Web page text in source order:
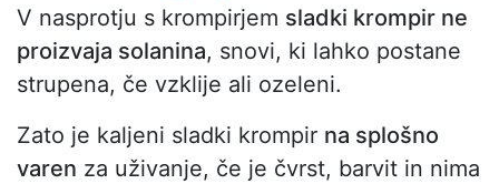
V nasprotju s krompirjem sladki krompir ne
proizvaja solanina, snovi, ki lahko postane
strupena, če vzklije ali ozeleni.
Zato je kaljeni sladki krompir na splošno
varen za uživanje, če je čvrst, barvit in nima